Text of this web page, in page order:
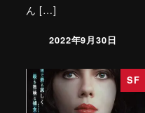
ん […]
2022年9月30日
SF